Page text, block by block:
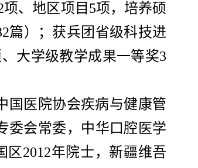
、地区项目5项，培养硕
篇）；获兵团省级科技进
大学级教学成果一等奖3
国医院协会疾病与健康管
委会常委，中华口腔医学
区2012年院士，新疆维吾